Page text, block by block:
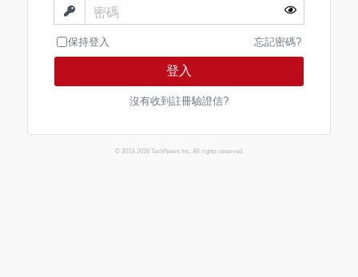
密碼
保持登入 忘記密碼?
登入
沒有收到註冊驗證信?
© 2013-2026 TechNews Inc. All rights reserved.